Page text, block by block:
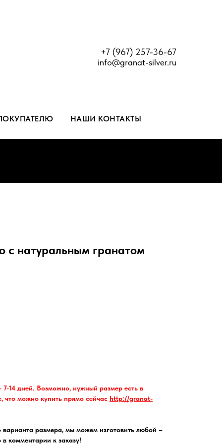
+7 (967) 257-36-67
info@granat-silver.ru
НАШИ КОНТАКТЫ
с натуральным гранатом
7-14 дней. Возможно, нужный размер есть в
что можно купить прямо сейчас http://granat-
размера, мы можем изготовить любой –
комментарии к заказу!